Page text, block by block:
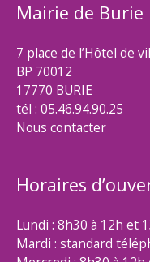
Mairie de Burie
7 place de l’Hôtel de
BP 70012
17770 BURIE
tél : 05.46.94.90.25
Nous contacter
Horaires
Lundi : 8h30 à 12h et
Mardi : standard